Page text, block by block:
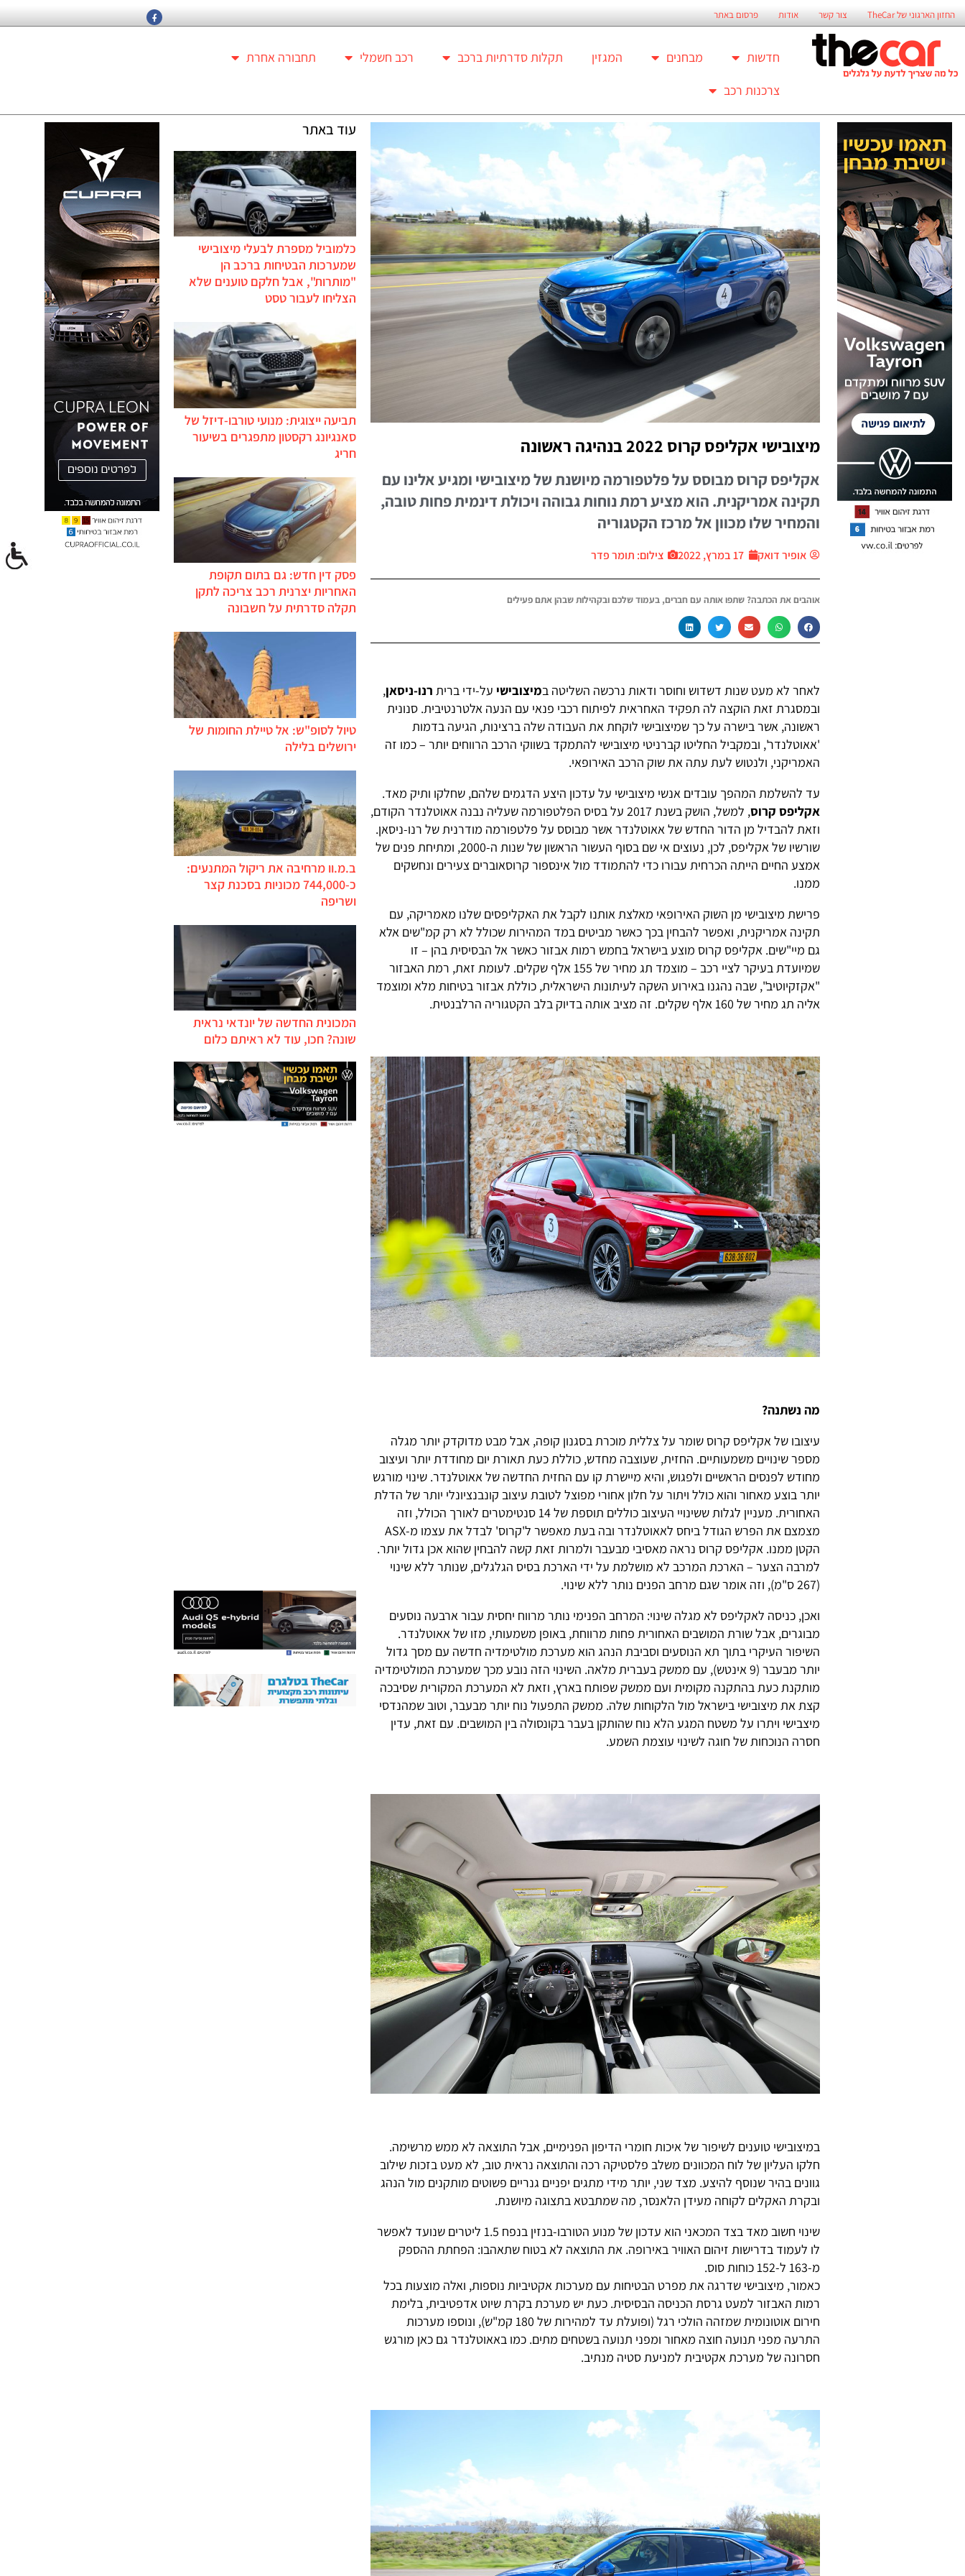
החזון הארגוני של TheCar צור קשר אודות פרסום באתר
חדשות מבחנים המגזין תקלות סדרתיות ברכב רכב חשמלי
תחבורה אחרת
צרכנות רכב
מיצובישי אקליפס קרוס 2022 בנהיגה ראשונה
אקליפס קרוס מבוסס על פלטפורמה מיושנת של מיצובישי ומגיע אלינו עם
תקינה אמריקנית. הוא מציע רמת נוחות גבוהה ויכולת דינמית פחות טובה,
והמחיר שלו מכוון אל מרכז הקטגוריה
אופיר דואק 17 במרץ, 2022 צילום: תומר פדר
אוהבים את הכתבה? שתפו אותה עם חברים, בעמוד שלכם ובקהילות שבהן אתם פעילים
לאחר לא מעט שנות דשדוש וחוסר ודאות נרכשה השליטה במיצובישי על-ידי ברית רנו-ניסאן,
ובמסגרת זאת הוקצה לה תפקיד האחראית לפיתוח רכבי פנאי עם הנעה אלטרנטיבית. סנונית
ראשונה, אשר בישרה על כך שמיצובישי לוקחת את העבודה שלה ברצינות, הגיעה בדמות
'אאוטלנדר', ובמקביל החליטו קברניטי מיצובישי להתמקד בשווקי הרכב הרווחים יותר – כמו זה
האמריקני, ולנטוש לעת עתה את שוק הרכב האירופאי.
עד להשלמת המהפך עובדים אנשי מיצובישי על עדכון היצע הדגמים שלהם, שחלקו ותיק מאד.
אקליפס קרוס
, למשל, הושק בשנת 2017 על בסיס הפלטפורמה שעליה נבנה אאוטלנדר הקודם,
וזאת להבדיל מן הדור החדש של אאוטלנדר אשר מבוסס על פלטפורמה מודרנית של רנו-ניסאן.
שורשיו של אקליפס, לכן, נעוצים אי שם בסוף העשור הראשון של שנות ה-2000, ומתיחת פנים של
אמצע החיים הייתה הכרחית עבורו כדי להתמודד מול אינספור קרוסאוברים צעירים ונחשקים
ממנו.
פרישת מיצובישי מן השוק האירופאי מאלצת אותנו לקבל את האקליפסים שלנו מאמריקה, עם
תקינה אמריקנית, ואפשר להבחין בכך כאשר מביטים במד המהירות שכולל לא רק קמ"שים אלא
גם מיי"שים. אקליפס קרוס מוצע בישראל בחמש רמות אבזור כאשר אל הבסיסית בהן – זו
שמיועדת בעיקר לציי רכב – מוצמד תג מחיר של 155 אלף שקלים. לעומת זאת, רמת האבזור
"אקזקיוטיב", שבה נהגנו באירוע השקה לעיתונות הישראלית, כוללת אבזור בטיחות מלא ומוצמד
אליה תג מחיר של 160 אלף שקלים. זה מציב אותה בדיוק בלב הקטגוריה הרלבנטית.
מה נשתנה?
עיצובו של אקליפס קרוס שומר על צללית מוכרת בסגנון קופה, אבל מבט מדוקדק יותר מגלה
מספר שינויים משמעותיים. החזית, שעוצבה מחדש, כוללת כעת תאורת יום מחודדת יותר ועיצוב
מחודש לפנסים הראשיים ולפגוש, והיא מיישרת קו עם החזית החדשה של אאוטלנדר. שינוי מורגש
יותר בוצע מאחור והוא כולל ויתור על חלון אחורי מפוצל לטובת עיצוב קונבנציונלי יותר של הדלת
האחורית. מעניין לגלות ששינויי העיצוב כוללים תוספת של 14 סנטימטרים לאורך הכולל, וזה
מצמצם את הפרש הגודל ביחס לאאוטלנדר ובה בעת מאפשר ל'קרוס' לבדל את עצמו מ-ASX
הקטן ממנו. אקליפס קרוס נראה מאסיבי מבעבר ולמרות זאת קשה להבחין שהוא אכן גדול יותר.
למרבה הצער – הארכת המרכב לא מושלמת על ידי הארכת בסיס הגלגלים, שנותר ללא שינוי
(267 ס"מ), וזה אומר שגם מרחב הפנים נותר ללא שינוי.
ואכן, כניסה לאקליפס לא מגלה שינוי: המרחב הפנימי נותר מרווח יחסית עבור ארבעה נוסעים
מבוגרים, אבל שורת המושבים האחורית פחות מרווחת, באופן משמעותי, מזו של אאוטלנדר.
השיפור העיקרי בתוך תא הנוסעים וסביבת הנהג הוא מערכת מולטימדיה חדשה עם מסך גדול
יותר מבעבר (9 אינטש), עם ממשק בעברית מלאה. השינוי הזה נובע מכך שמערכת המולטימדיה
מותקנת כעת בהתקנה מקומית ועם ממשק שפותח בארץ, וזאת לא המערכת המקורית שסיבכה
קצת את מיצובישי בישראל מול הלקוחות שלה. ממשק התפעול נוח יותר מבעבר, וטוב שמהנדסי
מיצבישי ויתרו על משטח המגע הלא נוח שהותקן בעבר בקונסולה בין המושבים. עם זאת, עדין
חסרה הנוכחות של חוגה לשינוי עוצמת השמע.
במיצובישי טוענים לשיפור של איכות חומרי הדיפון הפנימיים, אבל התוצאה לא ממש מרשימה.
חלקו העליון של לוח המכוונים משלב פלסטיקה רכה והתוצאה נראית טוב, לא מעט בזכות שילוב
גוונים בהיר שנוסף להיצע. מצד שני, יותר מידי מתגים יפניים גנריים פשוטים מותקנים מול הנהג
ובקרת האקלים לקוחה מעידן הלאנסר, מה שמתבטא בתצוגה מיושנת.
שינוי חשוב מאד בצד המכאני הוא עדכון של מנוע הטורבו-בנזין בנפח 1.5 ליטרים שנועד לאפשר
לו לעמוד בדרישות זיהום האוויר באירופה. את התוצאה לא בטוח שתאהבו: הפחתת ההספק
מ-163 ל-152 כוחות סוס.
כאמור, מיצובישי שדרגה את מפרט הבטיחות עם מערכות אקטיביות נוספות, ואלה מוצעות בכל
רמות האבזור למעט גרסת הכניסה הבסיסית. כעת יש מערכת בקרת שיוט אדפטיבית, בלימת
חירום אוטונומית שמזהה הולכי רגל (ופועלת עד למהירות של 180 קמ"ש), ונוספו מערכות
התרעה מפני תנועה חוצה מאחור ומפני תנועה בשטחים מתים. כמו באאוטלנדר גם כאן מורגש
חסרונה של מערכת אקטיבית למניעת סטיה מנתיב.
עוד באתר
כלמוביל מספרת לבעלי מיצובישי
שמערכות הבטיחות ברכב הן
"מותרות", אבל חלקם טוענים שלא
הצליחו לעבור טסט
תביעה ייצוגית: מנועי טורבו-דיזל של
סאנגיונג רקסטון מתפגרים בשיעור
חריג
פסק דין חדש: גם בתום תקופת
האחריות יצרנית רכב צריכה לתקן
תקלה סדרתית על חשבונה
טיול לסופ"ש: אל טיילת החומות של
ירושלים בלילה
ב.מ.וו מרחיבה את ריקול המתנעים:
כ-744,000 מכוניות בסכנת קצר
ושריפה
המכונית החדשה של יונדאי נראית
שונה? חכו, עוד לא ראיתם כלום